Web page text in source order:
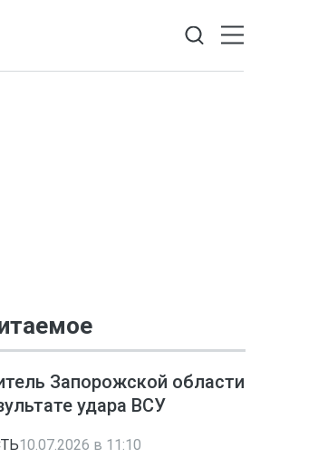
Запорожской области
удара ВСУ
10.07.2026 в 11:10